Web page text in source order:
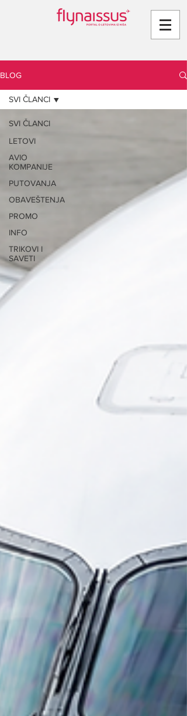
BLOG
SVI ČLANCI
LETOVI
AVIO
KOMPANIJE
PUTOVANJA
OBAVEŠTENJA
PROMO
INFO
TRIKOVI I
SAVETI
SVI ČLANCI